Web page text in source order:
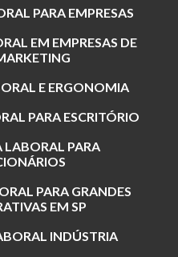
PARA EMPRESAS
EM EMPRESAS DE
E ERGONOMIA
PARA ESCRITÓRIO
LABORAL PARA
PARA GRANDES
EM SP
INDÚSTRIA